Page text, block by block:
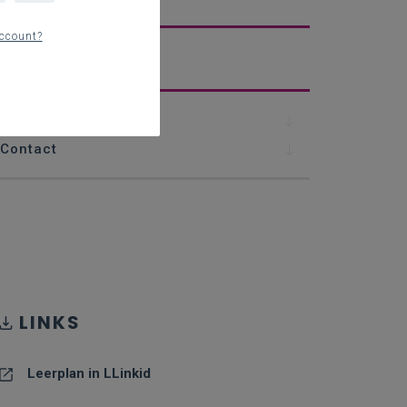
Contact
LINKS
Leerplan in LLinkid